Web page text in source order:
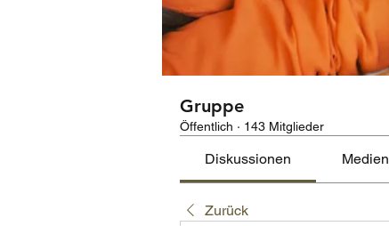
Gruppe
Öffentlich · 143 Mitglieder
Diskussionen Medien
Zurück